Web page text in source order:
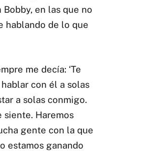
en las que no
hablando de lo que
me decía: ‘Te
con él a solas
a solas conmigo.
siente. Haremos
gente con la que
estamos ganando